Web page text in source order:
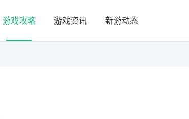
游戏攻略 游戏资讯 新游动态